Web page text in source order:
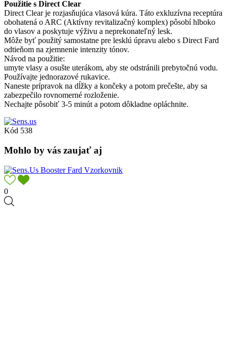
Použitie s Direct Clear
Direct Clear je rozjasňujúca vlasová kúra. Táto exkluzívna receptúra
obohatená o ARC (Aktívny revitalizačný komplex) pôsobí hlboko
do vlasov a poskytuje výživu a neprekonateľný lesk.
Môže byť použitý samostatne pre lesklú úpravu alebo s Direct Fard
odtieňom na zjemnenie intenzity tónov.
Návod na použitie:
umyte vlasy a osušte uterákom, aby ste odstránili prebytočnú vodu.
Používajte jednorazové rukavice.
Naneste prípravok na dĺžky a končeky a potom prečešte, aby sa
zabezpečilo rovnomerné rozloženie.
Nechajte pôsobiť 3-5 minút a potom dôkladne opláchnite.
Kód 538
Mohlo by vás zaujať aj
0